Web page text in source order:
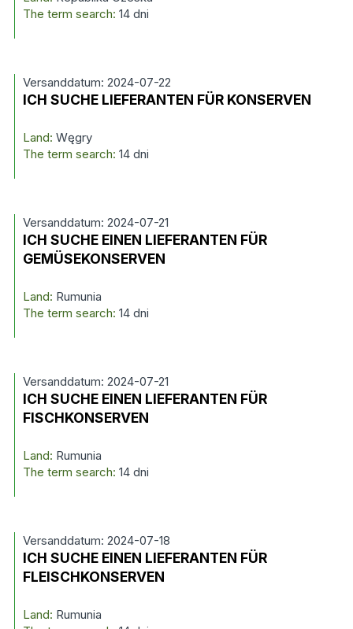
The term search: 14 dni
Versanddatum: 2024-07-22
ICH SUCHE LIEFERANTEN FÜR KONSERVEN
Land: Węgry
The term search: 14 dni
Versanddatum: 2024-07-21
ICH SUCHE EINEN LIEFERANTEN FÜR
GEMÜSEKONSERVEN
Land: Rumunia
The term search: 14 dni
Versanddatum: 2024-07-21
ICH SUCHE EINEN LIEFERANTEN FÜR
FISCHKONSERVEN
Land: Rumunia
The term search: 14 dni
Versanddatum: 2024-07-18
ICH SUCHE EINEN LIEFERANTEN FÜR
FLEISCHKONSERVEN
Land: Rumunia